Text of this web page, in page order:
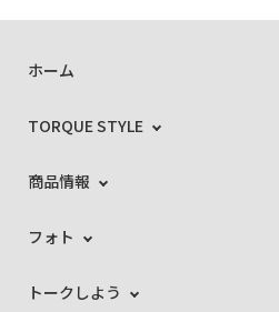
ホーム
TORQUE STYLE
商品情報
フォト
トークしよう